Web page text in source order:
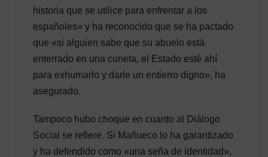
historia que se utilice para enfrentar a los
españoles» y ha reconocido que se ha pactado
que «si alguien sabe que su abuelo está
enterrado en una cuneta, el Estado esté ahí
para exhumarlo y darle un entierro digno», ha
asegurado.
Tampoco hubo choque en cuanto al Diálogo
Social se refiere. Si Mañueco lo ha garantizado
y ha defendido como «una seña de identidad»,